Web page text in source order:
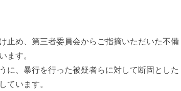
止め、第三者委員会からご指摘いただいた不備
ます。
に、暴行を行った被疑者らに対して断固とした
ています。